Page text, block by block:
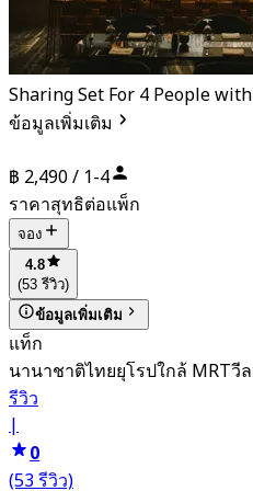
Sharing Set For 4 People
ข้อมูลเพิ่มเติม
฿ 2,490 / 1-4
ราคาสุทธิต่อแพ็ก
จอง
4.8
(53 รีวิว)
ข้อมูลเพิ่มเติม
แท็ก
นานาชาติไทยยุโรปใกล้ MRTวี
รีวิว
|
0
(53 รีวิว)